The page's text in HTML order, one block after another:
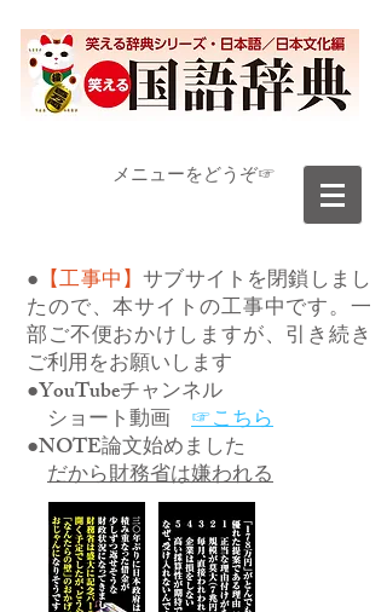
​メニューをどうぞ☞
● 【工事中】サブサイトを閉鎖しまし
たので、本サイトの工事中です。一
部ご不便おかけしますが、引き続き
ご利用をお願いします
●YouTubeチャンネル
ショート動画 ☞こちら
●NOTE論文始めました
だから財務省は嫌われる